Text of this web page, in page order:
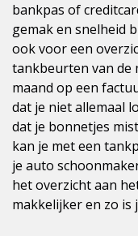
bankpas of
gemak en snelheid
ook voor een
tankbeurten van de
maand op een
dat je niet allemaal
dat je bonnetjes
kan je met een
je auto
het overzicht aan
makkelijker en zo is